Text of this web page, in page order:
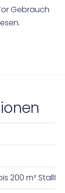
Gebrauch
200 m²